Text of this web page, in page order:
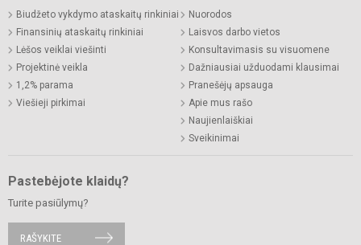
Biudžeto vykdymo ataskaitų rinkiniai
Finansinių ataskaitų rinkiniai
Lėšos veiklai viešinti
Projektinė veikla
1,2% parama
Viešieji pirkimai
Nuorodos
Laisvos darbo vietos
Konsultavimasis su visuomene
Dažniausiai užduodami klausimai
Pranešėjų apsauga
Apie mus rašo
Naujienlaiškiai
Sveikinimai
Pastebėjote klaidų?
Turite pasiūlymų?
RAŠYKITE